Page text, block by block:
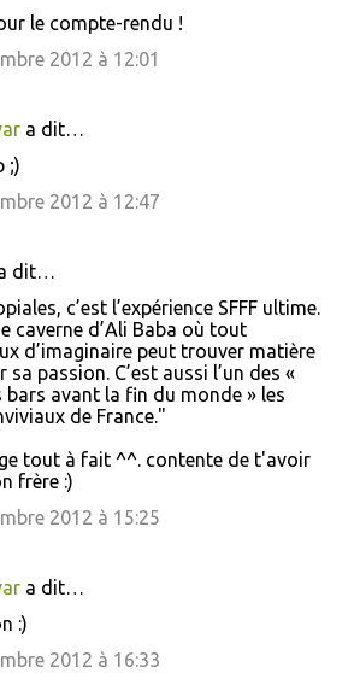
le compte-rendu !
2012 à 12:01
a dit…
;)
2012 à 12:47
dit…
c’est l’expérience SFFF ultime.
caverne d’Ali Baba où tout
d’imaginaire peut trouver matière
sa passion. C’est aussi l’un des «
bars avant la fin du monde » les
de France."
tout à fait ^^. contente de t'avoir
frère :)
2012 à 15:25
a dit…
:)
2012 à 16:33